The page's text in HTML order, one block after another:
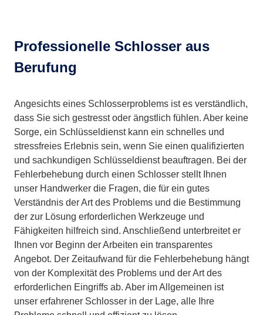
Professionelle Schlosser aus
Berufung
Angesichts eines Schlosserproblems ist es verständlich,
dass Sie sich gestresst oder ängstlich fühlen. Aber keine
Sorge, ein Schlüsseldienst kann ein schnelles und
stressfreies Erlebnis sein, wenn Sie einen qualifizierten
und sachkundigen Schlüsseldienst beauftragen. Bei der
Fehlerbehebung durch einen Schlosser stellt Ihnen
unser Handwerker die Fragen, die für ein gutes
Verständnis der Art des Problems und die Bestimmung
der zur Lösung erforderlichen Werkzeuge und
Fähigkeiten hilfreich sind. Anschließend unterbreitet er
Ihnen vor Beginn der Arbeiten ein transparentes
Angebot. Der Zeitaufwand für die Fehlerbehebung hängt
von der Komplexität des Problems und der Art des
erforderlichen Eingriffs ab. Aber im Allgemeinen ist
unser erfahrener Schlosser in der Lage, alle Ihre